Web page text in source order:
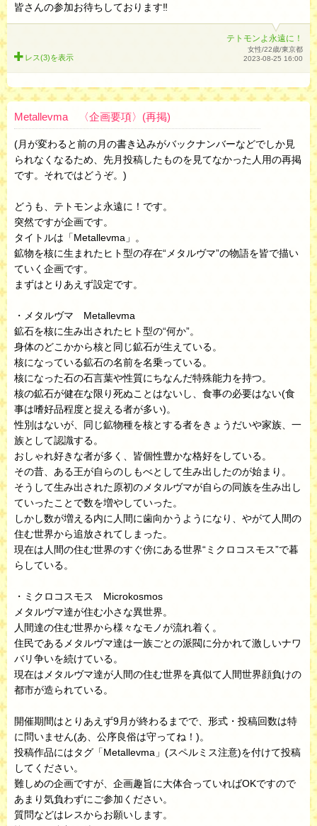
皆さんの参加お待ちしております‼︎
テトモンよ永遠に！
女性/22歳/東京都
2023-08-25 16:00
レス(3)を表示
Metallevma 〈企画要項〉(再掲)
(月が変わると前の月の書き込みがバックナンバーなどでしか見
られなくなるため、先月投稿したものを見てなかった人用の再掲
です。それではどうぞ。)
どうも、テトモンよ永遠に！です。
突然ですが企画です。
タイトルは「Metallevma」。
鉱物を核に生まれたヒト型の存在“メタルヴマ”の物語を皆で描い
ていく企画です。
まずはとりあえず設定です。
・メタルヴマ Metallevma
鉱石を核に生み出されたヒト型の“何か”。
身体のどこかから核と同じ鉱石が生えている。
核になっている鉱石の名前を名乗っている。
核になった石の石言葉や性質にちなんだ特殊能力を持つ。
核の鉱石が健在な限り死ぬことはないし、食事の必要はない(食
事は嗜好品程度と捉える者が多い)。
性別はないが、同じ鉱物種を核とする者をきょうだいや家族、一
族として認識する。
おしゃれ好きな者が多く、皆個性豊かな格好をしている。
その昔、ある王が自らのしもべとして生み出したのが始まり。
そうして生み出された原初のメタルヴマが自らの同族を生み出し
ていったことで数を増やしていった。
しかし数が増える内に人間に歯向かうようになり、やがて人間の
住む世界から追放されてしまった。
現在は人間の住む世界のすぐ傍にある世界“ミクロコスモス”で暮
らしている。
・ミクロコスモス Microkosmos
メタルヴマ達が住む小さな異世界。
人間達の住む世界から様々なモノが流れ着く。
住民であるメタルヴマ達は一族ごとの派閥に分かれて激しいナワ
バリ争いを続けている。
現在はメタルヴマ達が人間の住む世界を真似て人間世界顔負けの
都市が造られている。
開催期間はとりあえず9月が終わるまでで、形式・投稿回数は特
に問いません(あ、公序良俗は守ってね！)。
投稿作品にはタグ「Metallevma」(スペルミス注意)を付けて投稿
してください。
難しめの企画ですが、企画趣旨に大体合っていればOKですので
あまり気負わずにご参加ください。
質問などはレスからお願いします。